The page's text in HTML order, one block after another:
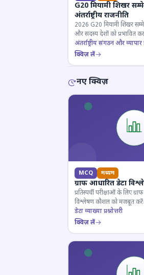
G20 मियामी शिखर
अंतर्राष्ट्रीय राजनीति
2026 G20 मियामी शिखर
और सदस्य देशों को प्रभावित
राजनयिक घटनाओं पर ज्ञान
अंतर्राष्ट्रीय संगठन और व्यापार
क्विज़ लें
नए क्विज़
MCQ मध्यम
ग्राफ आधारित डेटा
प्रतिस्पर्धी परीक्षाओं के लिए
विश्लेषण कौशल को मजबूत करें।
डेटा व्याख्या प्रश्नोत्तरी
क्विज़ लें